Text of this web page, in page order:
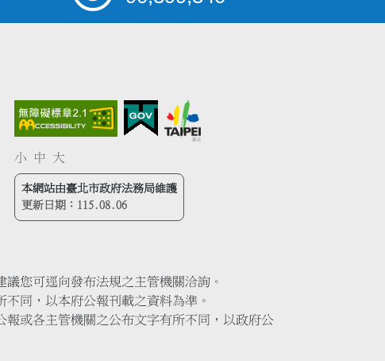
小 中 大
本網站由臺北市政府法務局維護
更新日期： 115.08.06
您可逕向發布法規之主管機關洽詢。
同，以本府公報刊載之資料為準。
或各主管機關之公布文字有所不同，以政府公